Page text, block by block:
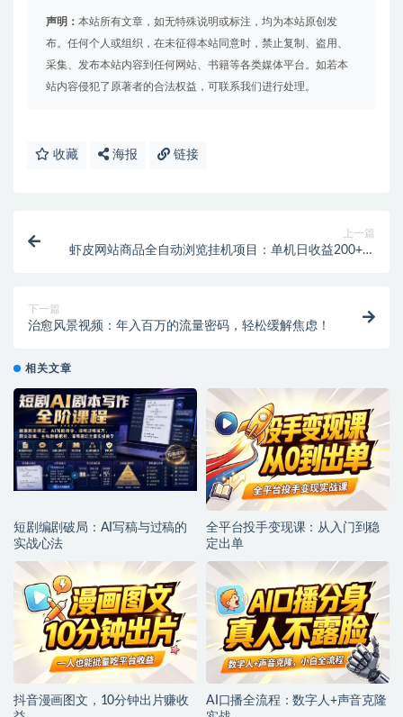
声明： 本站所有文章，如无特殊说明或标注，均为本站原创发
布。任何个人或组织，在未征得本站同意时，禁止复制、盗用、
采集、发布本站内容到任何网站、书籍等各类媒体平台。如若本
站内容侵犯了原著者的合法权益，可联系我们进行处理。
收藏 海报 链接
上一篇
虾皮网站商品全自动浏览挂机项目：单机日收益200+，
下一篇
治愈风景视频：年入百万的流量密码，轻松缓解焦虑！
相关文章
短剧编剧破局：AI写稿与过稿的
实战心法
全平台投手变现课：从入门到稳
定出单
抖音漫画图文，10分钟出片赚收
AI口播全流程：数字人+声音克隆